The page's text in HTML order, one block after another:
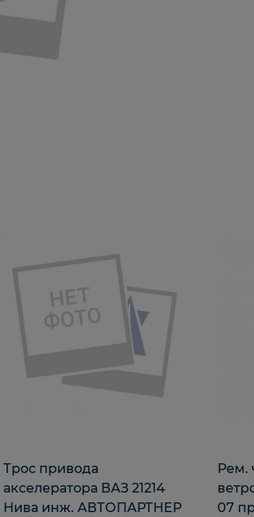
Трос привода
акселератора ВАЗ 21214
Нива инж. АВТОПАРТНЕР
Рем.
07